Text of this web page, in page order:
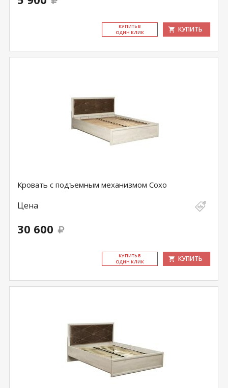
КУ­ПИТЬ В
ОДИН КЛИК
КУПИТЬ
Кровать с подъемным механизмом Сохо
Цена
30 600
КУ­ПИТЬ В
ОДИН КЛИК
КУПИТЬ